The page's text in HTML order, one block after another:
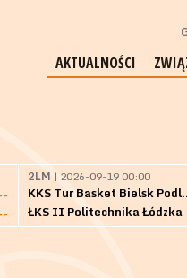
AKTUALNOŚCI
2LM | 2026-09-19 00:00
KKS Tur
ŁKS II Politechnika Łódzka